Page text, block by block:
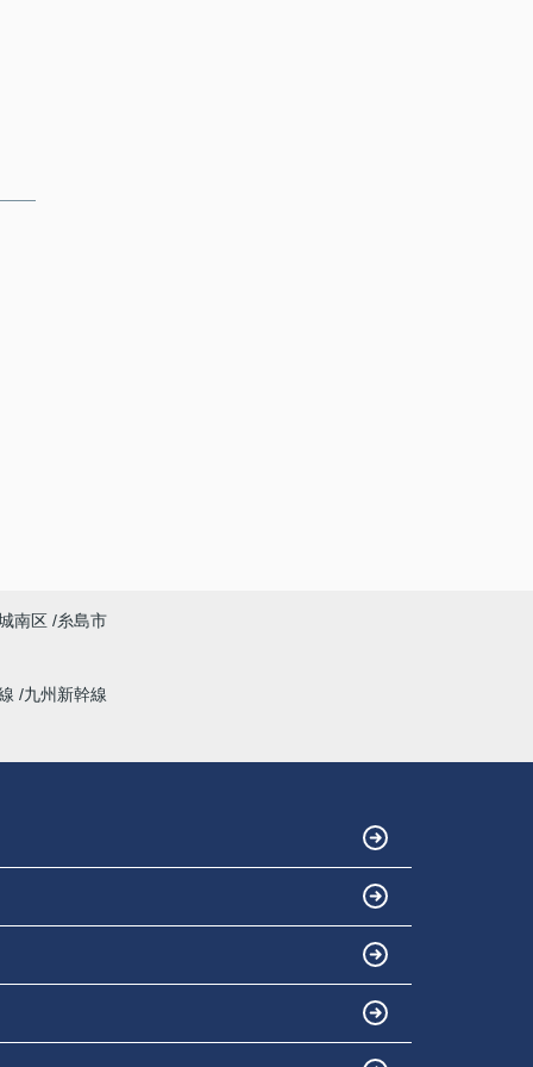
南区 糸島市
九州新幹線